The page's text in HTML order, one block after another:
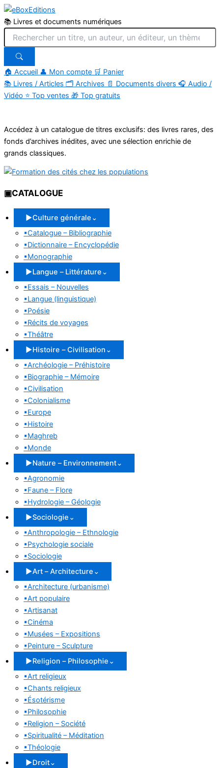
📚 Livres et documents numériques
🏠 Accueil 👤 Mon compte 🛒 Panier
📚 Livres / Articles 🗂 Archives 📄 Documents divers 🎧 Audio /
Vidéo ⭐ Top ventes 🎁 Top gratuits
contenu
Accédez à un catalogue de titres exclusifs: des livres rares, des
fonds d’archives inédites, avec une sélection enrichie de
grands classiques.
▣CATALOGUE
▶Culture générale ⌄
▪Catalogue – Bibliographie
▪Dictionnaire – Encyclopédie
▪Monographie
▶Langue – Littérature ⌄
▪Essais – Nouvelles
▪Langue (linguistique)
▪Poésie
▪Récits de voyages
▪Théâtre
▶Histoire – Civilisation ⌄
▪Archéologie – Préhistoire
▪Biographie – Mémoire
▪Civilisation
▪Colonialisme
▪Europe
▪Histoire
▪Maghreb
▪Monde
▶Nature – Environnement⌄
▪Agronomie
▪Faune – Flore
▪Hydrologie – Géologie
▶Sociologie ⌄
▪Anthropologie – Ethnologie
▪Psychologie sociale
▪Sociologie
▶Art – Architecture ⌄
▪Architecture (urbanisme)
▪Art populaire
▪Artisanat
▪Cinéma
▪Musées – Expositions
▪Peinture – Sculpture
▶Religion – Philosophie ⌄
▪Art religieux
▪Chants religieux
▪Ésotérisme
▪Philosophie
▪Religion – Société
▪Spiritualité – Méditation
▪Théologie
▶Droit⌄